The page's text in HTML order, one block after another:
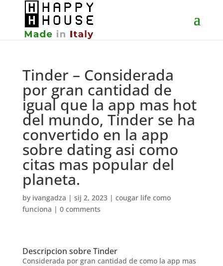
Tinder – Considerada
por gran cantidad de
igual que la app mas hot
del mundo, Tinder se ha
convertido en la app
sobre dating asi­ como
citas mas popular del
planeta.
by ivangadza | sij 2, 2023| cougar life como
funciona | 0 comments
Descripcion sobre Tinder
Considerada por gran cantidad de como la app mas